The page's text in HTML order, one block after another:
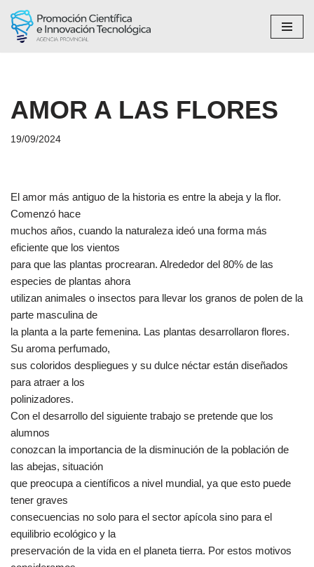
Saltar
AMOR A LAS FLORES
19/09/2024
El amor más antiguo de la historia es entre la abeja y la flor.
Comenzó hace
muchos años, cuando la naturaleza ideó una forma más
eficiente que los vientos
para que las plantas procrearan. Alrededor del 80% de las
especies de plantas ahora
utilizan animales o insectos para llevar los granos de polen de la
parte masculina de
la planta a la parte femenina. Las plantas desarrollaron flores.
Su aroma perfumado,
sus coloridos despliegues y su dulce néctar están diseñados
para atraer a los
polinizadores.
Con el desarrollo del siguiente trabajo se pretende que los
alumnos
conozcan la importancia de la disminución de la población de
las abejas, situación
que preocupa a científicos a nivel mundial, ya que esto puede
tener graves
consecuencias no solo para el sector apícola sino para el
equilibrio ecológico y la
preservación de la vida en el planeta tierra. Por estos motivos